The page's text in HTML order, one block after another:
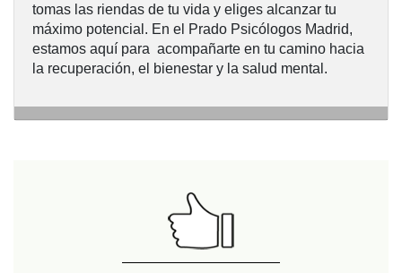
CUÁNDO ACUDIR A UN PSICÓLOGO
tomas las riendas de tu vida y eliges alcanzar tu
máximo potencial. En el Prado Psicólogos Madrid,
estamos aquí para acompañarte en tu camino hacia
la recuperación, el bienestar y la salud mental.